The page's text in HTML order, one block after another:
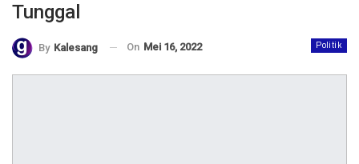
Tunggal
Politik
By Kalesang On Mei 16, 2022